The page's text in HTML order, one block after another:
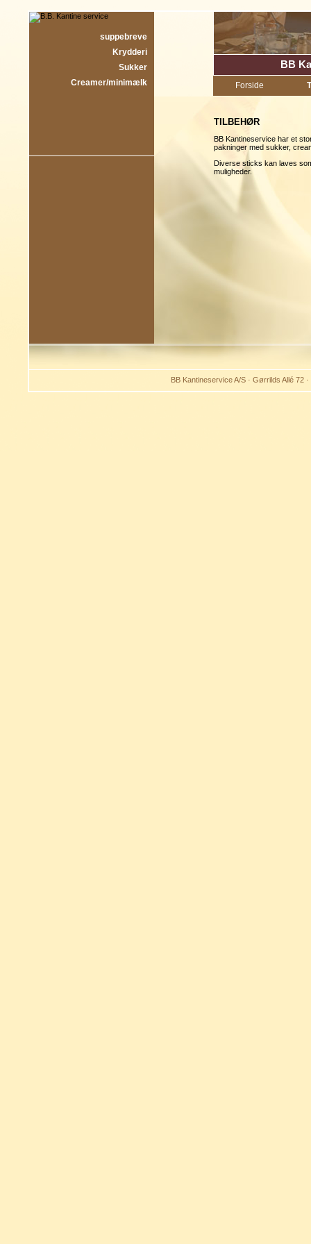
suppebreve
Krydderi
Sukker
Creamer/minimælk
BB
Forside
TILBEHØR
BB Kantineservice har et
pakninger med sukker,
Diverse sticks kan laves
muligheder.
BB Kantineservice A/S · Gørrilds Allé 72